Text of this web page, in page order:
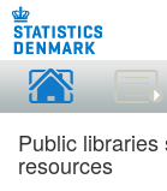
Public
resources